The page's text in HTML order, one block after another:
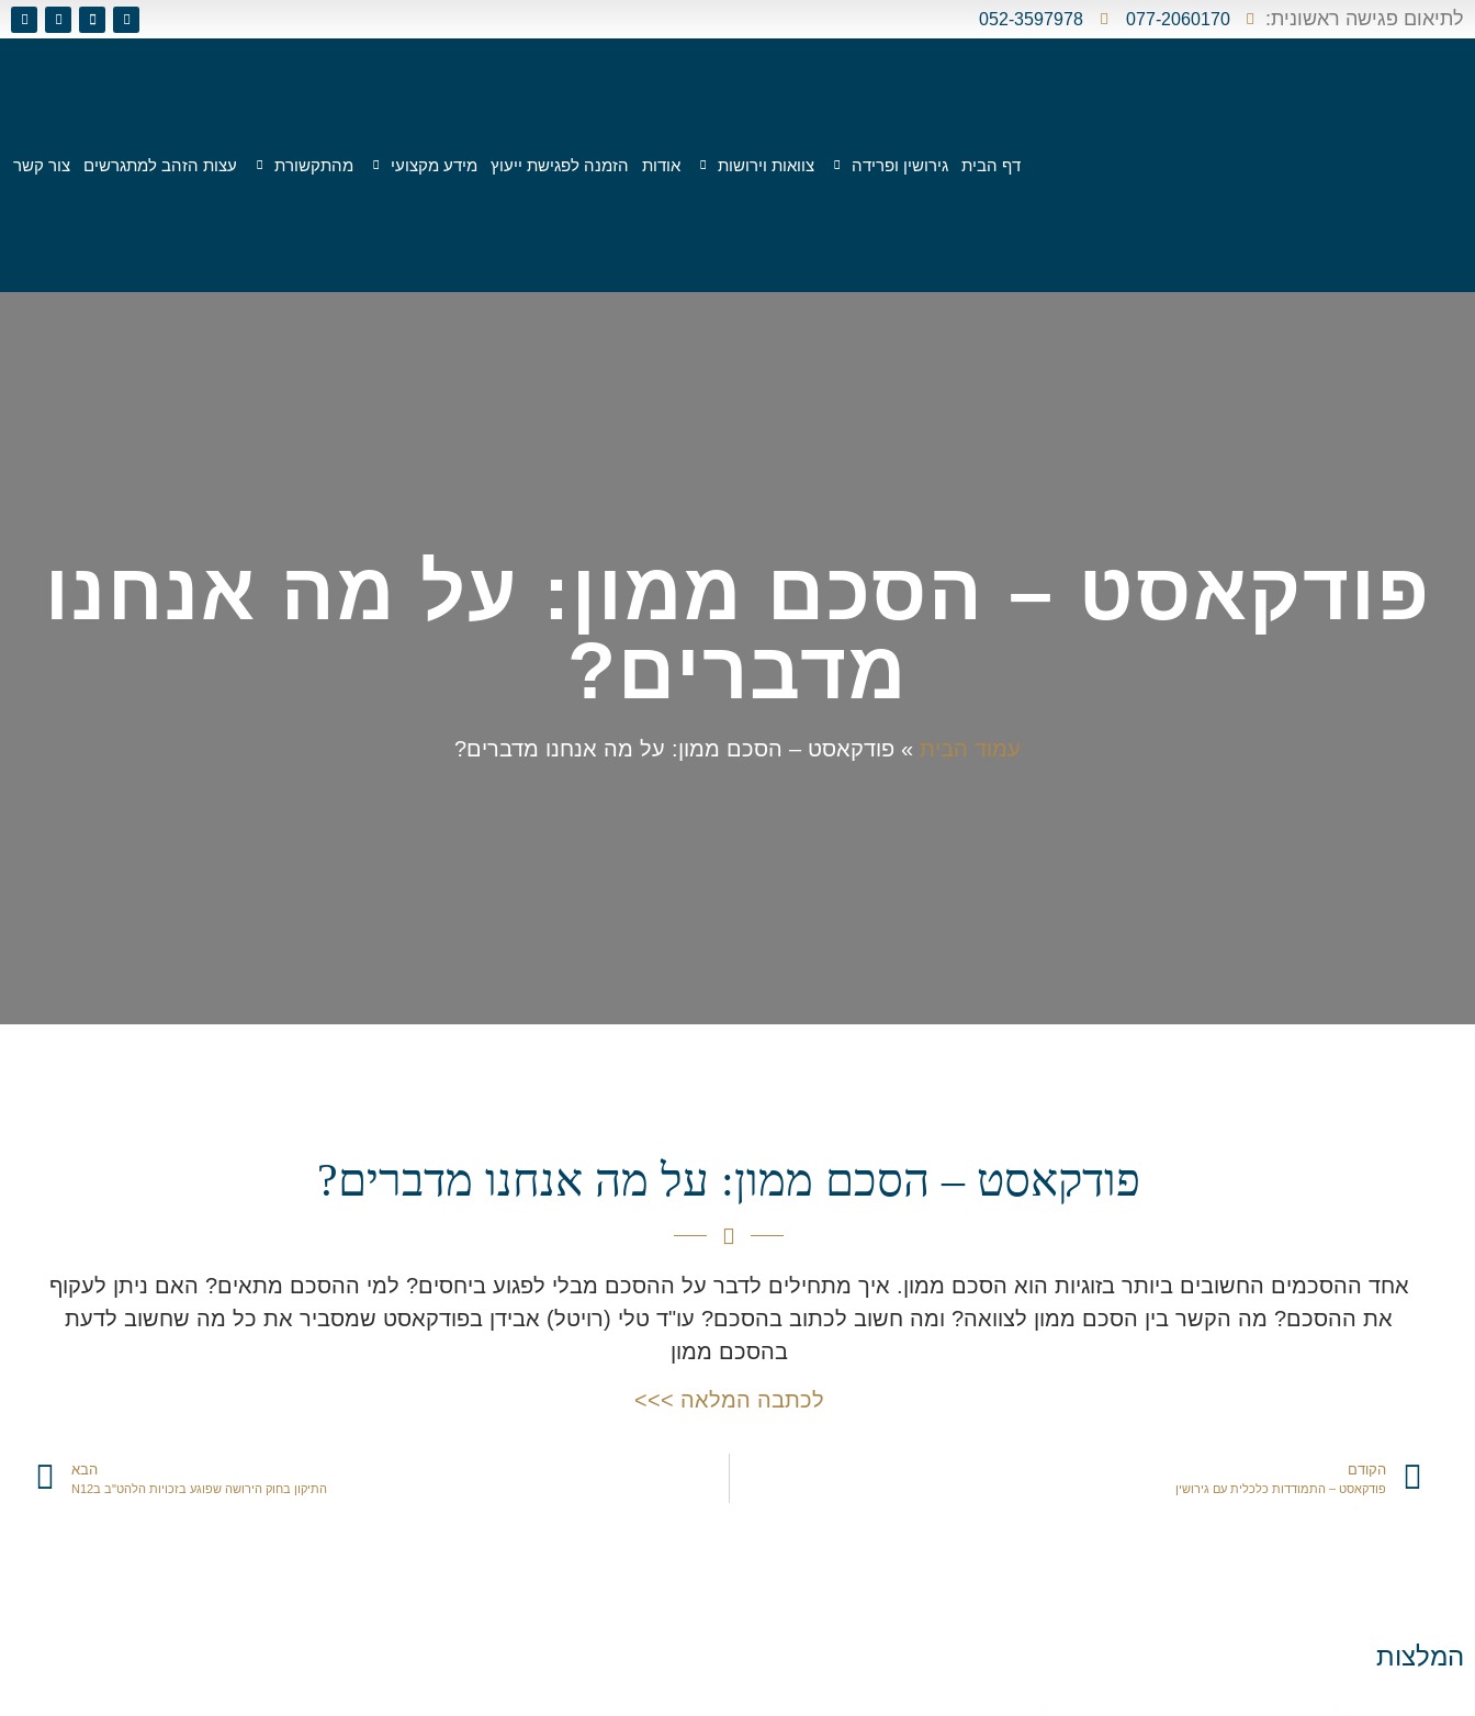
לתיאום פגישה ראשונית: 077-2060170
052-3597978
דף הבית גירושין ופרידה צוואות וירושות אודות הזמנה לפגישת ייעוץ מידע מקצועי מהתקשורת עצות הזהב למתגרשים צור קשר
פודקאסט – הסכם ממון: על מה אנחנו
מדברים?
עמוד הבית » פודקאסט – הסכם ממון: על מה אנחנו מדברים?
פודקאסט – הסכם ממון: על מה אנחנו מדברים?
אחד ההסכמים החשובים ביותר בזוגיות הוא הסכם ממון. איך מתחילים לדבר על ההסכם מבלי לפגוע ביחסים? למי ההסכם מתאים? האם ניתן לעקוף
את ההסכם? מה הקשר בין הסכם ממון לצוואה? ומה חשוב לכתוב בהסכם? עו"ד טלי (רויטל) אבידן בפודקאסט שמסביר את כל מה שחשוב לדעת
בהסכם ממון
לכתבה המלאה >>>
הקודם
פודקאסט – התמודדות כלכלית עם גירושין
הבא
התיקון בחוק הירושה שפוגע בזכויות הלהט"ב בN12
המלצות